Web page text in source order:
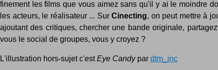
finement les films que vous aimez sans qu'il y ai le moindre
les acteurs, le réalisateur ... Sur Cinecting, on peut mettre à
ajoutant des critiques, chercher une bande originale,
vous le social de groupes, vous y croyez ?
L'illustration hors-sujet c'estEye Candypar dtm_inc